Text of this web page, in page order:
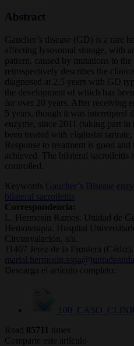
Abstract
Gaucher’s disease (GD) is a rare
affecting lysosomal storage, with
pattern, caused by mutations to
retrospectively describes the
diagnosed at 2.5 years with GD
the development of which has
for over 20 years. After receiving
5 years, though it was interrupted
enzyme, since 2011 (taking part
been treated with eliglustat tartrate,
Response to treatment is good
achieved. The bilateral sacroileitis
controlled.
Keywords Gaucher’s Disease
bilateral sacroileitis
Correspondencia:
L. Hermosín Ramos. Unidad de
Hemoterapia. Hospital
Circunvalación, s/n.
11407 Jerez de la Frontera
Descarga el artículo completo:
Read 85711 times
Comparte este artículo